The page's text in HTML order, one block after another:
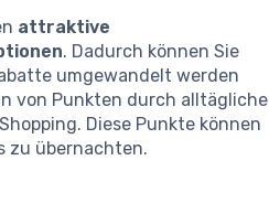
attraktive
. Dadurch können Sie
umgewandelt werden
von Punkten durch alltägliche
Diese Punkte können
zu übernachten.